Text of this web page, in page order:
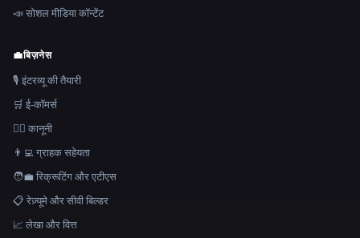
📣 सोशल मीडिया कॉन्टेंट
💼बिज़नेस
🎙️ इंटरव्यू की तैयारी
🛒 ई-कॉमर्स
👩‍⚖️ कानूनी
👨‍💻 ग्राहक सहेयता
🧑‍💼 रिक्रूटिंग और एटीएस
📋 रेज़्यूमे और सीवी बिल्डर
📈 लेखा और वित्त